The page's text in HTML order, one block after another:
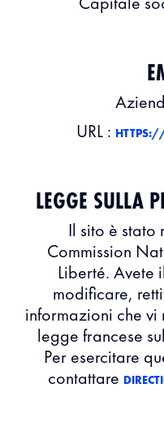
Capitale
URL :
LEGGE SULLA
Il sito è
Commission
Liberté. Avete
modificare,
informazioni che
legge francese
Per esercitare
contattare